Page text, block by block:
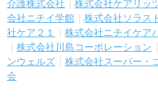
介護株式会社
株式会社ケアリッ
会社ニチイ学館
株式会社ソラス
社ケア２１
株式会社ニチイケア
株式会社川島コーポレーション
ンウェルズ
株式会社スーパー・
会